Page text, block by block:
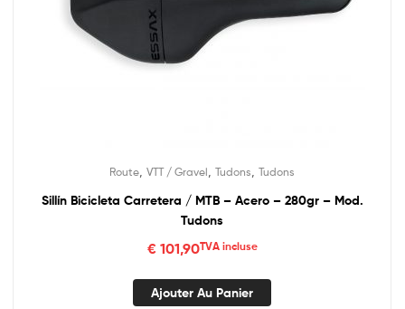
Route, VTT / Gravel, Tudons, Tudons
Sillín Bicicleta Carretera / MTB – Acero – 280gr – Mod.
Tudons
€101,90TVA incluse
Ajouter Au Panier